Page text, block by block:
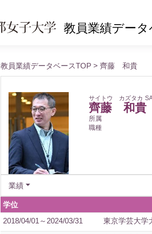
教員業績データ
教員業績データベースTOP > 齊藤 和貴
サイトウ カズタカ
齊藤 和貴
所属
職種
業績
学位
2018/04/01～2024/03/31
東京学芸大学